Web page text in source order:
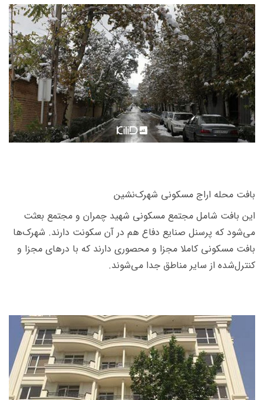
بافت محله اراج مسكونی شهرک‌نشین
این بافت شامل مجتمع مسكونی شهید چمران و مجتمع بعثت
می‌شود که پرسنل صنایع دفاع هم در آن سکونت دارند. شهرک‌ها
بافت مسكونی كاملا مجزا و محصوری دارند كه با درهای مجزا و
كنترل‌شده از سایر مناطق جدا می‌شوند.